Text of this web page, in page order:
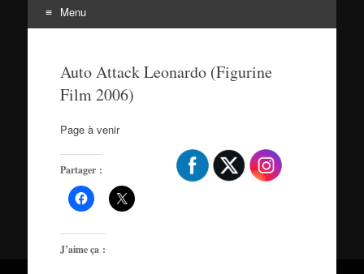
Menu
contenuAuto Attack Leonardo (Figurine
Film 2006)
Page à venir
Partager :
J’aime ça :